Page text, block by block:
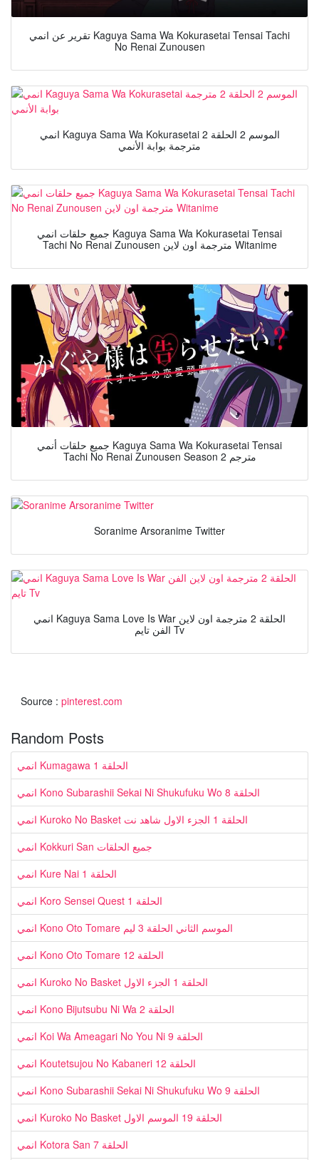
تقرير عن انمي Kaguya Sama Wa Kokurasetai Tensai Tachi
No Renai Zunousen
انمي Kaguya Sama Wa Kokurasetai الموسم 2 الحلقة 2
مترجمة بوابة الأنمي
جميع حلقات انمي Kaguya Sama Wa Kokurasetai Tensai
Tachi No Renai Zunousen مترجمة اون لاين Witanime
جميع حلقات أنمي Kaguya Sama Wa Kokurasetai Tensai
Tachi No Renai Zunousen Season 2 مترجم
Soranime Arsoranime Twitter
انمي Kaguya Sama Love Is War الحلقة 2 مترجمة اون لاين
الفن تايم Tv
Source : pinterest.com
Random Posts
انمي Kumagawa الحلقة 1
انمي Kono Subarashii Sekai Ni Shukufuku Wo الحلقة 8
انمي Kuroko No Basket الحلقة 1 الجزء الاول شاهد نت
انمي Kokkuri San جميع الحلقات
انمي Kure Nai الحلقة 1
انمي Koro Sensei Quest الحلقة 1
انمي Kono Oto Tomare الموسم الثاني الحلقة 3 ليم
انمي Kono Oto Tomare الحلقة 12
انمي Kuroko No Basket الحلقة 1 الجزء الاول
انمي Kono Bijutsubu Ni Wa الحلقة 2
انمي Koi Wa Ameagari No You Ni الحلقة 9
انمي Koutetsujou No Kabaneri الحلقة 12
انمي Kono Subarashii Sekai Ni Shukufuku Wo الحلقة 9
انمي Kuroko No Basket الحلقة 19 الموسم الاول
انمي Kotora San الحلقة 7